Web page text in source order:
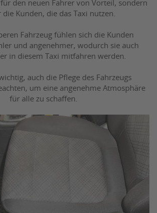
den neuen Fahrer von Vorteil, sondern
die Kunden, die das Taxi nutzen.
Fahrzeug fühlen sich die Kunden
und angenehmer, wodurch sie auch
in diesem Taxi mitfahren werden.
auch die Pflege des Fahrzeugs
um eine angenehme Atmosphäre
für alle zu schaffen.